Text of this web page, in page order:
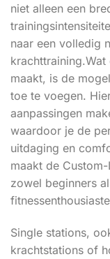
niet alleen een
naar een volledig
maakt, is de
toe te voegen.
aanpassingen
waardoor je de
uitdaging en
maakt de
zowel beginners
Single stations,
krachtstations of